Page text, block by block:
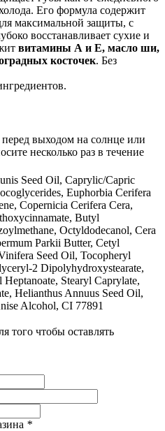
Его формула содержит
максимальной защиты, с
восстанавливает сухие и
витамины А и Е, масло ши,
косточек. Без
перед выходом на солнце или
несколько раз в течение
Seed Oil, Caprylic/Capric
Euphorbia Cerifera
Copernicia Cerifera Cera,
Butyl
Octyldodecanol, Cera
Parkii Butter, Cetyl
Seed Oil, Tocopheryl
2 Dipolyhydroxystearate,
Heptanoate, Stearyl Caprylate,
Helianthus Annuus Seed Oil,
Alcohol, CI 77891
того чтобы оставлять
*